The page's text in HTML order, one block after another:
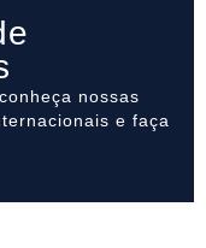
nossas
e faça